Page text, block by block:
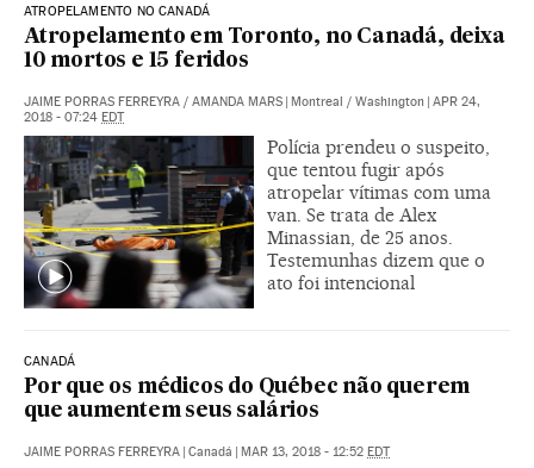
ATROPELAMENTO NO CANADÁ
Atropelamento em Toronto, no Canadá, deixa
10 mortos e 15 feridos
JAIME PORRAS FERREYRA / AMANDA MARS | Montreal / Washington | APR 24,
2018 - 07:24 EDT
Polícia prendeu o suspeito,
que tentou fugir após
atropelar vítimas com uma
van. Se trata de Alex
Minassian, de 25 anos.
Testemunhas dizem que o
ato foi intencional
CANADÁ
Por que os médicos do Québec não querem
que aumentem seus salários
JAIME PORRAS FERREYRA | Canadá | MAR 13, 2018 - 12:52 EDT